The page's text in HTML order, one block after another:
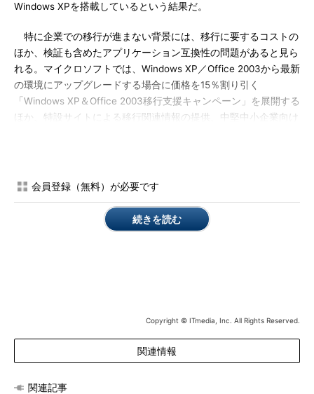
Windows XPを搭載しているという結果だ。
特に企業での移行が進まない背景には、移行に要するコストの
ほか、検証も含めたアプリケーション互換性の問題があると見ら
れる。マイクロソフトでは、Windows XP／Office 2003から最新
の環境にアップグレードする場合に価格を15％割り引く
「Windows XP＆Office 2003移行支援キャンペーン」を展開する
ほか、特設サイトによる移行関連情報の提供、中堅中小企業向け
さらに、全国360社のパートナーとも連携し、ハードウェアか
らOS、アプリケーションも含めた移行を支援していく構えだ。
パートナー各社では、専用マイグレーションツールやヘルプデス
クの開設、データ移行サービスの提供に加え、アプリ互換性検証
執行役員の窪田大介氏は、「移行作業はOSをインストールする
だけでは終わらない。認証およびセキュリティに関する設定やア
プリケーションのインストール、データの移行などが必要で、し
ば増えるほど、準備に時間がかかるし複雑になる」と指摘。サポ
会員登録（無料）が必要です
続きを読む
Copyright © ITmedia, Inc. All Rights Reserved.
関連情報
関連記事